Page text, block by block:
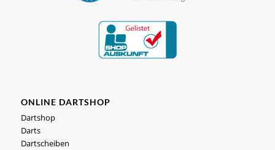
ONLINE DARTSHOP
Dartshop
Darts
Dartscheiben